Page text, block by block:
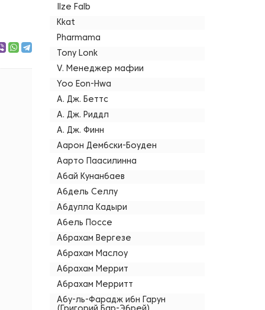
Ilze Falb
Kkat
Pharmama
Tony Lonk
V. Менеджер мафии
Yoo Eon-Hwa
А. Дж. Беттс
А. Дж. Риддл
А. Дж. Финн
Аарон Дембски-Боуден
Аарто Паасилинна
Абай Кунанбаев
Абдель Селлу
Абдулла Кадыри
Абель Поссе
Абрахам Вергезе
Абрахам Маслоу
Абрахам Меррит
Абрахам Мерритт
Абу-ль-Фарадж ибн Гарун